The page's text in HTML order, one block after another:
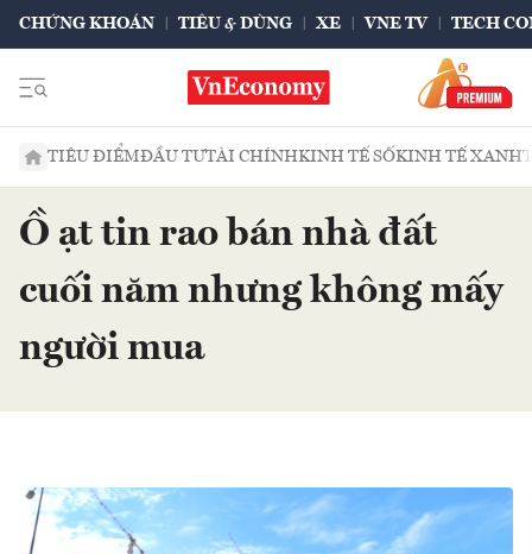
CHỨNG KHOÁN TIÊU & DÙNG XE VNE TV TECH
TIÊU ĐIỂMĐẦU TƯTÀI CHÍNHKINH TẾ SỐKINH TẾ XANH
Ồ ạt tin rao bán nhà đất
cuối năm nhưng không mấy
người mua